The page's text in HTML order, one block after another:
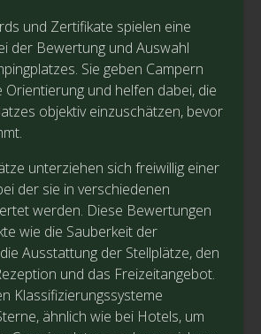
und Zertifikate spielen eine
der Bewertung und Auswahl
Sie geben Campern
Orientierung und helfen dabei, die
objektiv einzuschätzen, bevor
unterziehen sich freiwillig einer
der sie in verschiedenen
werden. Diese Bewertungen
wie die Sauberkeit der
Ausstattung der Stellplätze, den
und das Freizeitangebot.
Klassifizierungssysteme
ähnlich wie bei Hotels, um